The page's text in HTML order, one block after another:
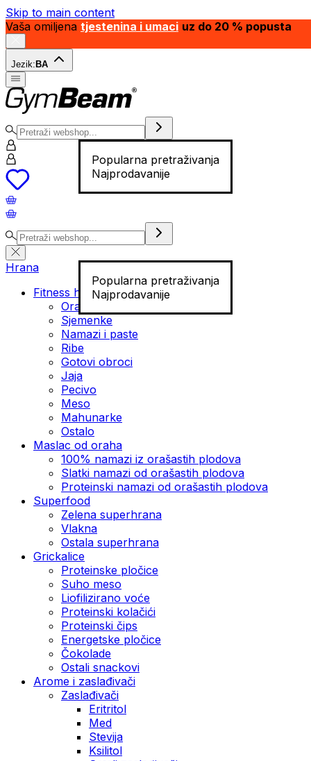
Skip to main content
Vaša omiljena tjestenina i umaci uz do 20 % popusta
Jezik: BA
Popularna pretraživanja
Najprodavanije
Popularna pretraživanja
Najprodavanije
Hrana
Fitness hrana
Orašasti plodovi
Sjemenke
Namazi i paste
Ribe
Gotovi obroci
Jaja
Pecivo
Meso
Mahunarke
Ostalo
Maslac od oraha
100% namazi iz orašastih plodova
Slatki namazi od orašastih plodova
Proteinski namazi od orašastih plodova
Superfood
Zelena superhrana
Vlakna
Ostala superhrana
Grickalice
Proteinske pločice
Suho meso
Liofilizirano voće
Proteinski kolačići
Proteinski čips
Energetske pločice
Čokolade
Ostali snackovi
Arome i zaslađivači
Zaslađivači
Eritritol
Med
Stevija
Ksilitol